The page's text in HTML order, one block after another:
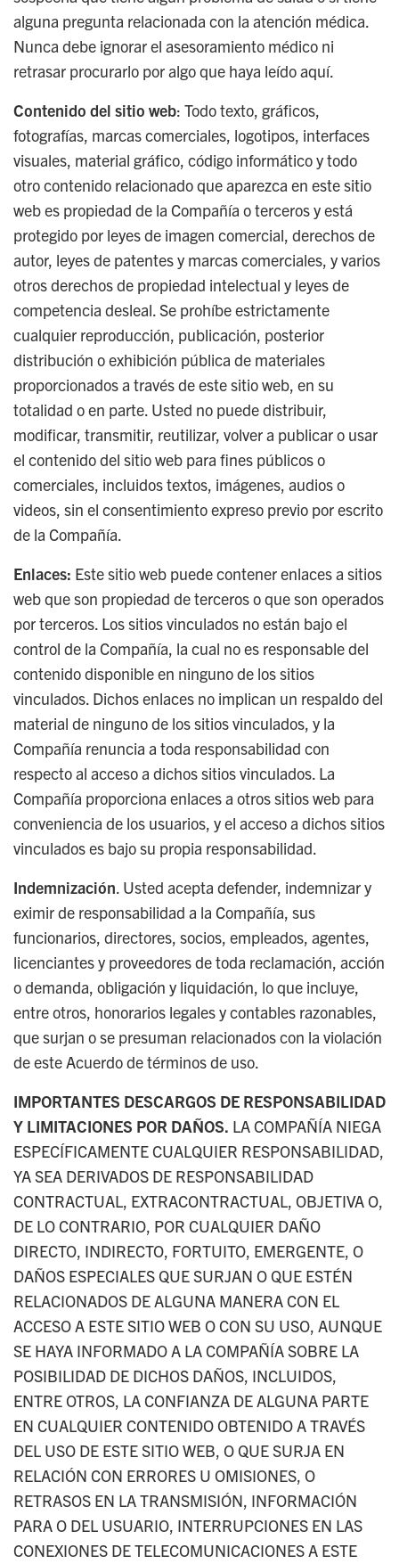
alguna pregunta relacionada con la atención médica.
Nunca debe ignorar el asesoramiento médico ni
retrasar procurarlo por algo que haya leído aquí.
Contenido del sitio web: Todo texto, gráficos,
fotografías, marcas comerciales, logotipos, interfaces
visuales, material gráfico, código informático y todo
otro contenido relacionado que aparezca en este sitio
web es propiedad de la Compañía o terceros y está
protegido por leyes de imagen comercial, derechos de
autor, leyes de patentes y marcas comerciales, y varios
otros derechos de propiedad intelectual y leyes de
competencia desleal. Se prohíbe estrictamente
cualquier reproducción, publicación, posterior
distribución o exhibición pública de materiales
proporcionados a través de este sitio web, en su
totalidad o en parte. Usted no puede distribuir,
modificar, transmitir, reutilizar, volver a publicar o usar
el contenido del sitio web para fines públicos o
comerciales, incluidos textos, imágenes, audios o
videos, sin el consentimiento expreso previo por escrito
de la Compañía.
Enlaces: Este sitio web puede contener enlaces a sitios
web que son propiedad de terceros o que son operados
por terceros. Los sitios vinculados no están bajo el
control de la Compañía, la cual no es responsable del
contenido disponible en ninguno de los sitios
vinculados. Dichos enlaces no implican un respaldo del
material de ninguno de los sitios vinculados, y la
Compañía renuncia a toda responsabilidad con
respecto al acceso a dichos sitios vinculados. La
Compañía proporciona enlaces a otros sitios web para
conveniencia de los usuarios, y el acceso a dichos sitios
vinculados es bajo su propia responsabilidad.
Indemnización. Usted acepta defender, indemnizar y
eximir de responsabilidad a la Compañía, sus
funcionarios, directores, socios, empleados, agentes,
licenciantes y proveedores de toda reclamación, acción
o demanda, obligación y liquidación, lo que incluye,
entre otros, honorarios legales y contables razonables,
que surjan o se presuman relacionados con la violación
de este Acuerdo de términos de uso.
IMPORTANTES DESCARGOS DE RESPONSABILIDAD
Y LIMITACIONES POR DAÑOS. LA COMPAÑÍA NIEGA
ESPECÍFICAMENTE CUALQUIER RESPONSABILIDAD,
YA SEA DERIVADOS DE RESPONSABILIDAD
CONTRACTUAL, EXTRACONTRACTUAL, OBJETIVA O,
DE LO CONTRARIO, POR CUALQUIER DAÑO
DIRECTO, INDIRECTO, FORTUITO, EMERGENTE, O
DAÑOS ESPECIALES QUE SURJAN O QUE ESTÉN
RELACIONADOS DE ALGUNA MANERA CON EL
ACCESO A ESTE SITIO WEB O CON SU USO, AUNQUE
SE HAYA INFORMADO A LA COMPAÑÍA SOBRE LA
POSIBILIDAD DE DICHOS DAÑOS, INCLUIDOS,
ENTRE OTROS, LA CONFIANZA DE ALGUNA PARTE
EN CUALQUIER CONTENIDO OBTENIDO A TRAVÉS
DEL USO DE ESTE SITIO WEB, O QUE SURJA EN
RELACIÓN CON ERRORES U OMISIONES, O
RETRASOS EN LA TRANSMISIÓN, INFORMACIÓN
PARA O DEL USUARIO, INTERRUPCIONES EN LAS
CONEXIONES DE TELECOMUNICACIONES A ESTE